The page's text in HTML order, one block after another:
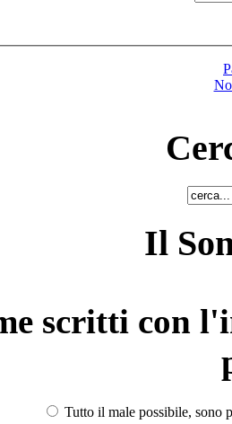
Il
scritti con
Tutto il male possibile, sono